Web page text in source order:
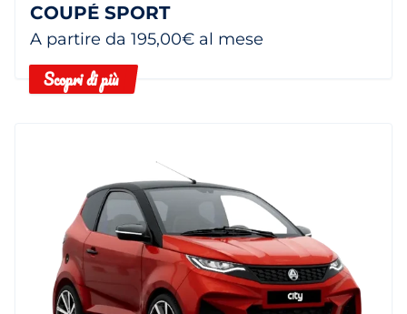
COUPÉ SPORT
A partire da 195,00€ al mese
Scopri di più